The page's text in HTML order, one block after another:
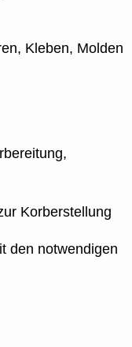
Kleben, Molden
Korberstellung
den notwendigen